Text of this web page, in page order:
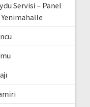
Servisi – Panel